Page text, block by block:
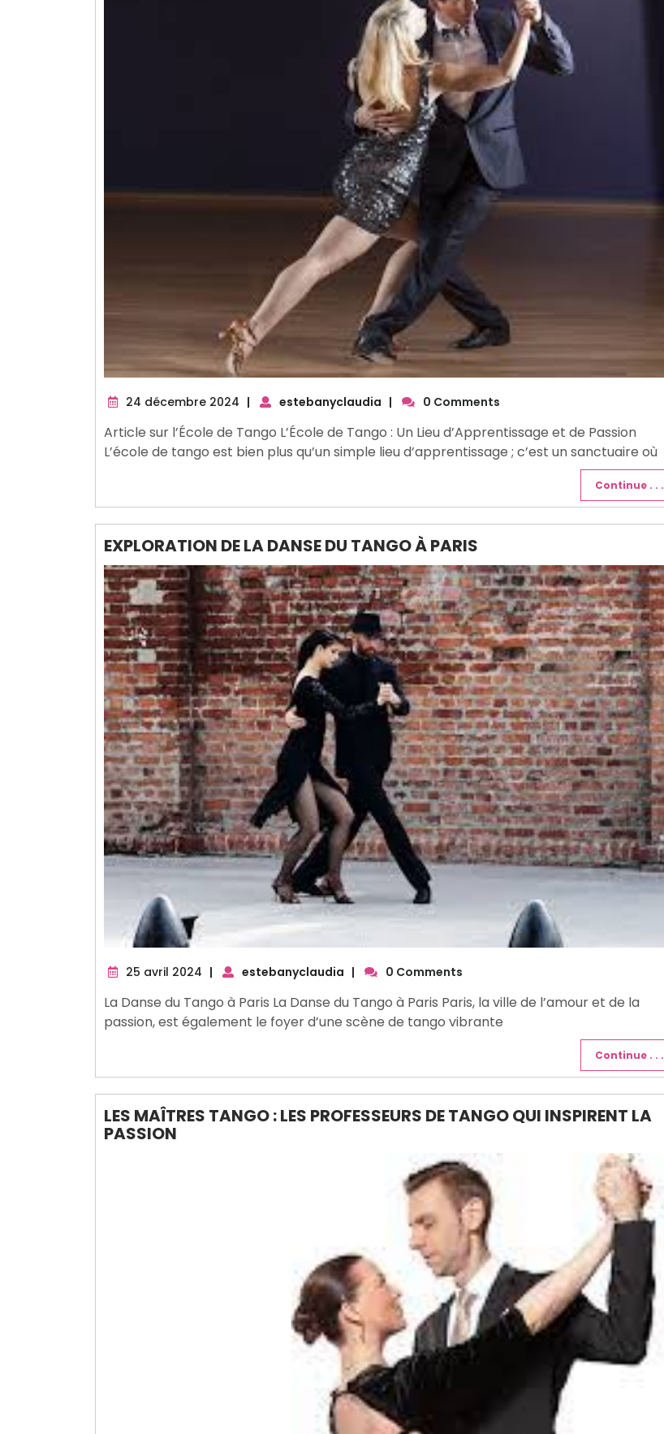
24 décembre 2024 24
2024
| estebanyclaudia | 0 Comments
Article sur l’École de Tango L’École de Tango : Un Lieu d’Apprentissage et de Passion
L’école de tango est bien plus qu’un simple lieu d’apprentissage ; c’est un sanctuaire où
Continue . . .
EXPLORATION DE LA DANSE DU TANGO À PARIS
25 avril 2024 25
2024
| estebanyclaudia | 0 Comments
La Danse du Tango à Paris La Danse du Tango à Paris Paris, la ville de l’amour et de la
passion, est également le foyer d’une scène de tango vibrante
Continue . . .
LES MAÎTRES TANGO : LES PROFESSEURS DE TANGO QUI INSPIRENT LA
PASSION